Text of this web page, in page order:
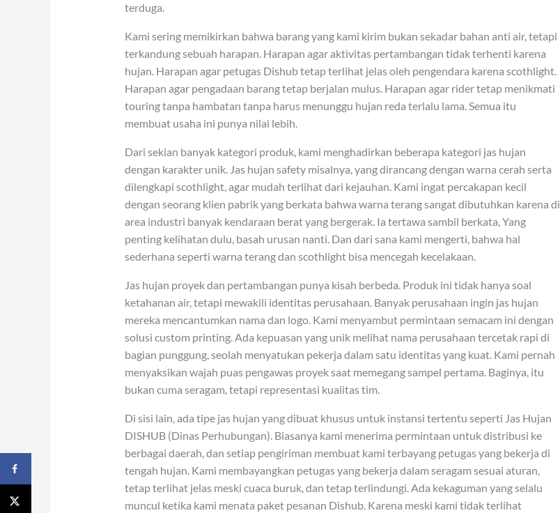
terduga.
Kami sering memikirkan bahwa barang yang kami kirim bukan sekadar bahan anti air, tetapi
terkandung sebuah harapan. Harapan agar aktivitas pertambangan tidak terhenti karena
hujan. Harapan agar petugas Dishub tetap terlihat jelas oleh pengendara karena scothlight.
Harapan agar pengadaan barang tetap berjalan mulus. Harapan agar rider tetap menikmati
touring tanpa hambatan tanpa harus menunggu hujan reda terlalu lama. Semua itu
membuat usaha ini punya nilai lebih.
Dari sekian banyak kategori produk, kami menghadirkan beberapa kategori jas hujan
dengan karakter unik. Jas hujan safety misalnya, yang dirancang dengan warna cerah serta
dilengkapi scothlight, agar mudah terlihat dari kejauhan. Kami ingat percakapan kecil
dengan seorang klien pabrik yang berkata bahwa warna terang sangat dibutuhkan karena di
area industri banyak kendaraan berat yang bergerak. Ia tertawa sambil berkata, Yang
penting kelihatan dulu, basah urusan nanti. Dan dari sana kami mengerti, bahwa hal
sederhana seperti warna terang dan scothlight bisa mencegah kecelakaan.
Jas hujan proyek dan pertambangan punya kisah berbeda. Produk ini tidak hanya soal
ketahanan air, tetapi mewakili identitas perusahaan. Banyak perusahaan ingin jas hujan
mereka mencantumkan nama dan logo. Kami menyambut permintaan semacam ini dengan
solusi custom printing. Ada kepuasan yang unik melihat nama perusahaan tercetak rapi di
bagian punggung, seolah menyatukan pekerja dalam satu identitas yang kuat. Kami pernah
menyaksikan wajah puas pengawas proyek saat memegang sampel pertama. Baginya, itu
bukan cuma seragam, tetapi representasi kualitas tim.
Di sisi lain, ada tipe jas hujan yang dibuat khusus untuk instansi tertentu seperti Jas Hujan
DISHUB (Dinas Perhubungan). Biasanya kami menerima permintaan untuk distribusi ke
berbagai daerah, dan setiap pengiriman membuat kami terbayang petugas yang bekerja di
tengah hujan. Kami membayangkan petugas yang bekerja dalam seragam sesuai aturan,
tetap terlihat jelas meski cuaca buruk, dan tetap terlindungi. Ada kekaguman yang selalu
muncul ketika kami menata paket pesanan Dishub. Karena meski kami tidak terlihat